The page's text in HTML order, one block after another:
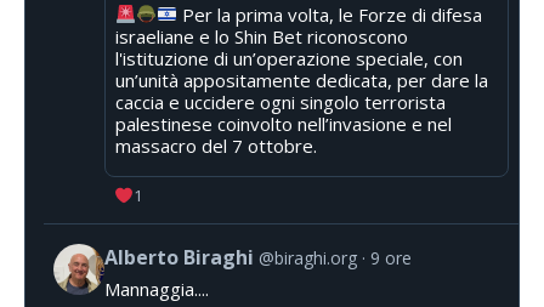
Per la prima volta, le Forze di difesa
israeliane e lo Shin Bet riconoscono
l'istituzione di un’operazione speciale, con
un’unità appositamente dedicata, per dare la
caccia e uccidere ogni singolo terrorista
palestinese coinvolto nell’invasione e nel
massacro del 7 ottobre.
1
Alberto Biraghi @biraghi.org 9 ore
Mannaggia....